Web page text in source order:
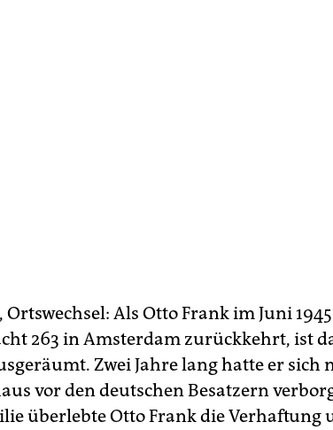
Als Otto Frank im Juni
263 in Amsterdam zurückkehrt, ist
Zwei Jahre lang hatte er sich
vor den deutschen Besatzern
überlebte Otto Frank die Verhaftung